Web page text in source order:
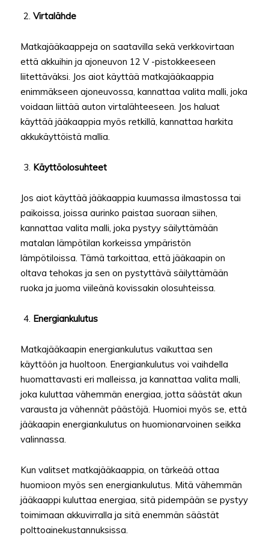
Virtalähde
Matkajääkaappeja on saatavilla sekä verkkovirtaan
että akkuihin ja ajoneuvon 12 V -pistokkeeseen
liitettäväksi. Jos aiot käyttää matkajääkaappia
enimmäkseen ajoneuvossa, kannattaa valita malli, joka
voidaan liittää auton virtalähteeseen. Jos haluat
käyttää jääkaappia myös retkillä, kannattaa harkita
akkukäyttöistä mallia.
Käyttöolosuhteet
Jos aiot käyttää jääkaappia kuumassa ilmastossa tai
paikoissa, joissa aurinko paistaa suoraan siihen,
kannattaa valita malli, joka pystyy säilyttämään
matalan lämpötilan korkeissa ympäristön
lämpötiloissa. Tämä tarkoittaa, että jääkaapin on
oltava tehokas ja sen on pystyttävä säilyttämään
ruoka ja juoma viileänä kovissakin olosuhteissa.
Energiankulutus
Matkajääkaapin energiankulutus vaikuttaa sen
käyttöön ja huoltoon. Energiankulutus voi vaihdella
huomattavasti eri malleissa, ja kannattaa valita malli,
joka kuluttaa vähemmän energiaa, jotta säästät akun
varausta ja vähennät päästöjä. Huomioi myös se, että
jääkaapin energiankulutus on huomionarvoinen seikka
valinnassa.
Kun valitset matkajääkaappia, on tärkeää ottaa
huomioon myös sen energiankulutus. Mitä vähemmän
jääkaappi kuluttaa energiaa, sitä pidempään se pystyy
toimimaan akkuvirralla ja sitä enemmän säästät
polttoainekustannuksissa.